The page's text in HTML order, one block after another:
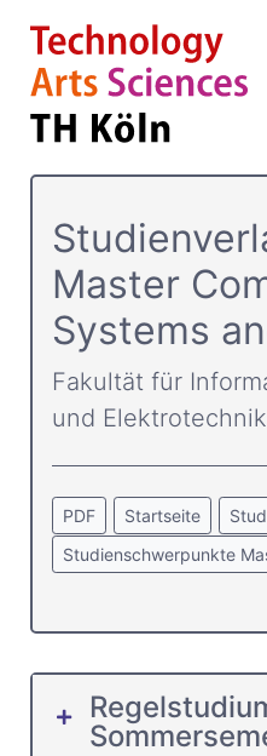
Master
Systems
Fakultät für
und Elektrotechnik
PDF Startseite
Studienschwerpunkte